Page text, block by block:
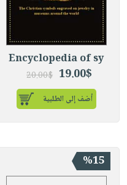
Encyclopedia of sy
19.00$
20.00$
أضف إلى الطلبية
%15